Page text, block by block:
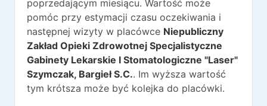
poprzedającym miesiącu. Wartość może
pomóc przy estymacji czasu oczekiwania i
następnej wizyty w placówce Niepubliczny
Zakład Opieki Zdrowotnej Specjalistyczne
Gabinety Lekarskie I Stomatologiczne "Laser"
Szymczak, Bargieł S.C.. Im wyższa wartość
tym krótsza może być kolejka do placówki.